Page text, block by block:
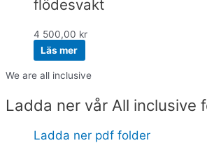
flödesvakt
4 500,00 kr
Läs mer
We are all inclusive
Ladda ner vår All inclusive
Ladda ner pdf folder